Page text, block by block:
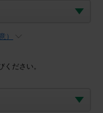
）
ださい。